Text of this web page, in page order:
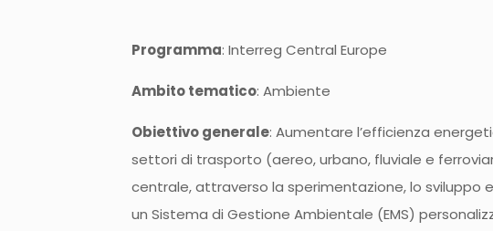
Programma: Interreg Central Europe
Ambito tematico: Ambiente
Obiettivo generale: Aumentare l’efficienza
settori di trasporto (aereo, urbano, fluviale e
centrale, attraverso la sperimentazione, lo sviluppo
un Sistema di Gestione Ambientale (EMS)